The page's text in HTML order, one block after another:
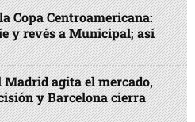
Copa Centroamericana:
y revés a Municipal; así
Madrid agita el mercado,
y Barcelona cierra